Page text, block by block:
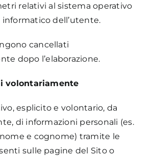
relativi al sistema operativo
informatico dell’utente.
cancellati
dopo l’elaborazione.
volontariamente
esplicito e volontario, da
di informazioni personali (es.
e cognome) tramite le
sulle pagine del Sito o